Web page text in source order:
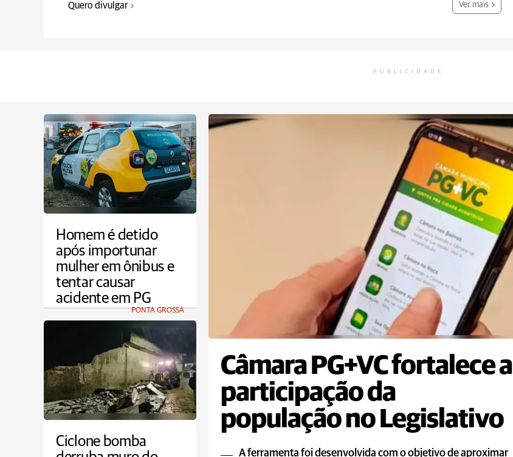
Quero divulgar Ver mais
PUBLICIDADE
Homem é detido
após importunar
mulher em ônibus e
tentar causar
acidente em PG
PONTA GROSSA
Câmara PG+VC fortalece a
participação da
população no Legislativo
A ferramenta foi desenvolvida com o objetivo de aproximar
Ciclone bomba